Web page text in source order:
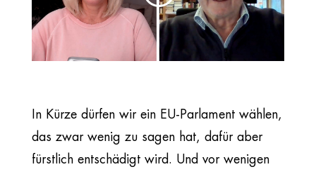
In Kürze dürfen wir ein EU-Parlament wählen,
das zwar wenig zu sagen hat, dafür aber
fürstlich entschädigt wird. Und vor wenigen